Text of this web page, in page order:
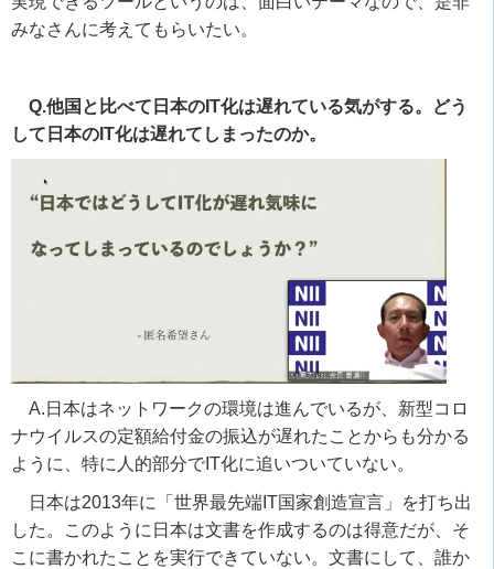
みなさんに考えてもらいたい。
Q.他国と比べて日本のIT化は遅れている気がする。どう
して日本のIT化は遅れてしまったのか。
A.日本はネットワークの環境は進んでいるが、新型コロ
ナウイルスの定額給付金の振込が遅れたことからも分かる
ように、特に人的部分で IT化に追いついていない。
日本は2013年に「世界最先端 IT国家創造宣言」を打ち出
した。このように日本は文書を作成するのは得意だが、そ
こに書かれたことを実行できていない。文書にして、誰か